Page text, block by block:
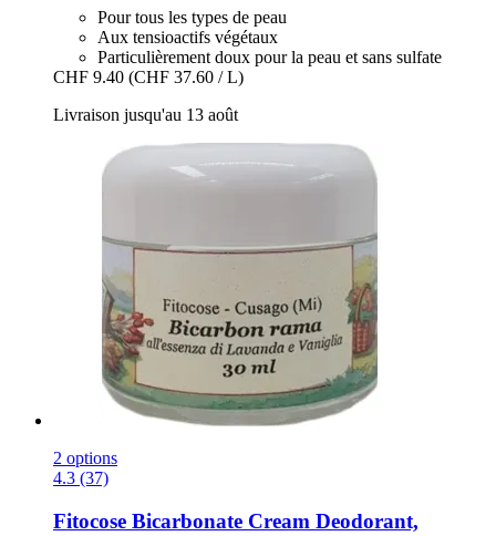
Pour tous les types de peau
Aux tensioactifs végétaux
Particulièrement doux pour la peau et sans sulfate
CHF 9.40 (CHF 37.60 / L)
Livraison jusqu'au 13 août
2 options
4.3 (37)
Fitocose Bicarbonate Cream Deodorant,